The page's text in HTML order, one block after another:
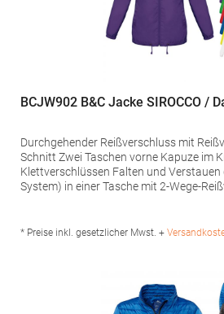
BCJW902 B&C Jacke SIROCCO /
Durchgehender Reißverschluss mit
Schnitt Zwei Taschen vorne Kapuze im Kragen integriert mit
Klettverschlüssen Falten und Verstauen der Jacke (K-Way-
System) in einer Tasche mit 2-Wege-
KordelzugMaterialzusammensetzung:
Produktsicherheit: Herst.-Nr.:
* Preise inkl. gesetzlicher Mwst. +